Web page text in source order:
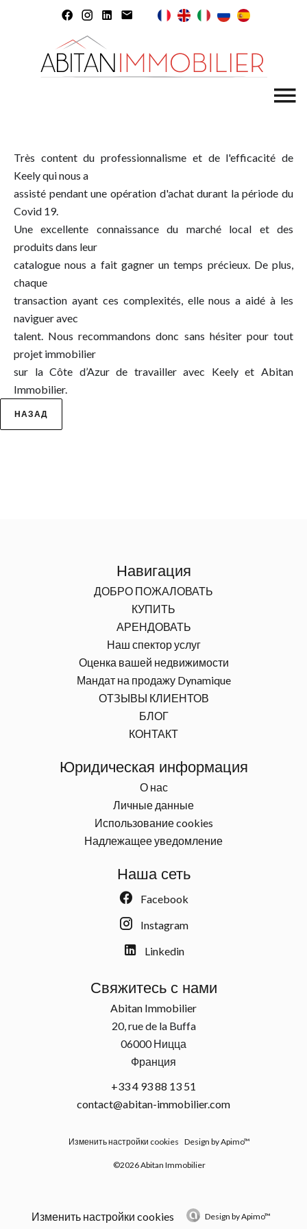
Très content du professionnalisme et de l'efficacité de
Keely qui nous a
assisté pendant une opération d'achat durant la période du
Covid 19.
Une excellente connaissance du marché local et des
produits dans leur
catalogue nous a fait gagner un temps précieux. De plus,
chaque
transaction ayant ces complexités, elle nous a aidé à les
naviguer avec
talent. Nous recommandons donc sans hésiter pour tout
projet immobilier
sur la Côte d’Azur de travailler avec Keely et Abitan
Immobilier.
НАЗАД
Навигация
ДОБРО ПОЖАЛОВАТЬ
КУПИТЬ
АРЕНДОВАТЬ
Наш спектор услуг
Оценка вашей недвижимости
Мандат на продажу Dynamique
ОТЗЫВЫ КЛИЕНТОВ
БЛОГ
КОНТАКТ
Юридическая информация
О нас
Личные данные
Использование cookies
Надлежащее уведомление
Наша сеть
Facebook
Instagram
Linkedin
Свяжитесь с нами
Abitan Immobilier
20, rue de la Buffa
06000Ницца
Франция
+33 4 93 88 13 51
contact@abitan-immobilier.com
Изменить настройки cookies Design byApimo™
©2026 Abitan Immobilier
Изменить настройки cookies Design byApimo™